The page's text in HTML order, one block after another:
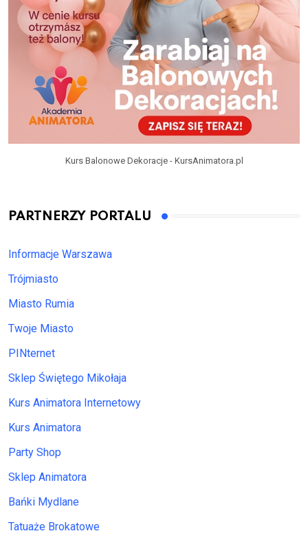
Kurs Balonowe Dekoracje - KursAnimatora.pl
PARTNERZY PORTALU
Informacje Warszawa
Trójmiasto
Miasto Rumia
Twoje Miasto
PINternet
Sklep Świętego Mikołaja
Kurs Animatora Internetowy
Kurs Animatora
Party Shop
Sklep Animatora
Bańki Mydlane
Tatuaże Brokatowe